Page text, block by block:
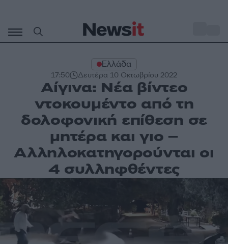
περιεχόμενο
Ελλάδα
17:50 Δευτέρα 10 Οκτωβρίου 2022
Αίγινα: Νέα βίντεο
ντοκουμέντο από τη
δολοφονική επίθεση σε
μητέρα και γιο –
Αλληλοκατηγορούνται οι
4 συλληφθέντες